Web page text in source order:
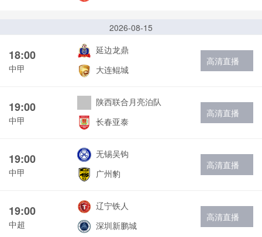
2026-08-15
18:00
中甲
延边龙鼎
大连鲲城
高清直播
19:00
中甲
陕西联合月亮泊队
长春亚泰
高清直播
19:00
中甲
无锡吴钩
广州豹
高清直播
19:00
中超
辽宁铁人
深圳新鹏城
高清直播